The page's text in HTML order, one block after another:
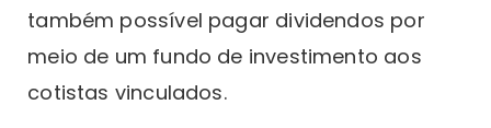
também possível pagar dividendos por
meio de um fundo de investimento aos
cotistas vinculados.